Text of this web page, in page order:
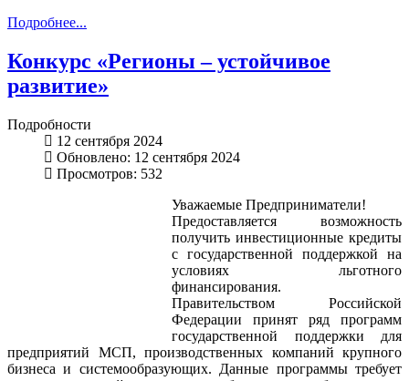
Подробнее...
Конкурс «Регионы – устойчивое
развитие»
Подробности
12 сентября 2024
Обновлено: 12 сентября 2024
Просмотров: 532
Уважаемые Предприниматели!
Предоставляется возможность
получить инвестиционные кредиты
с государственной поддержкой на
условиях льготного
финансирования.
Правительством Российской
Федерации принят ряд программ
государственной поддержки для
предприятий МСП, производственных компаний крупного
бизнеса и системообразующих. Данные программы требует